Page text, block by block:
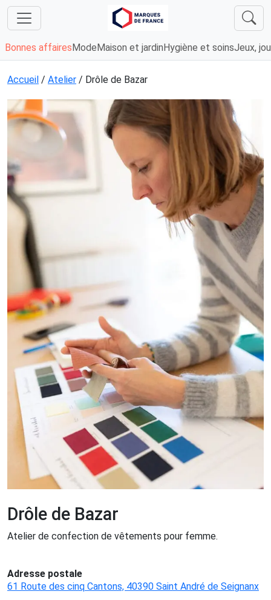
Bonnes affaires Mode Maison et jardin Hygiène et soinsJeux,
Accueil / Atelier / Drôle de Bazar
Drôle de Bazar
Atelier de confection de vêtements pour femme.
Adresse postale
61 Route des cinq Cantons, 40390 Saint André de Seignanx